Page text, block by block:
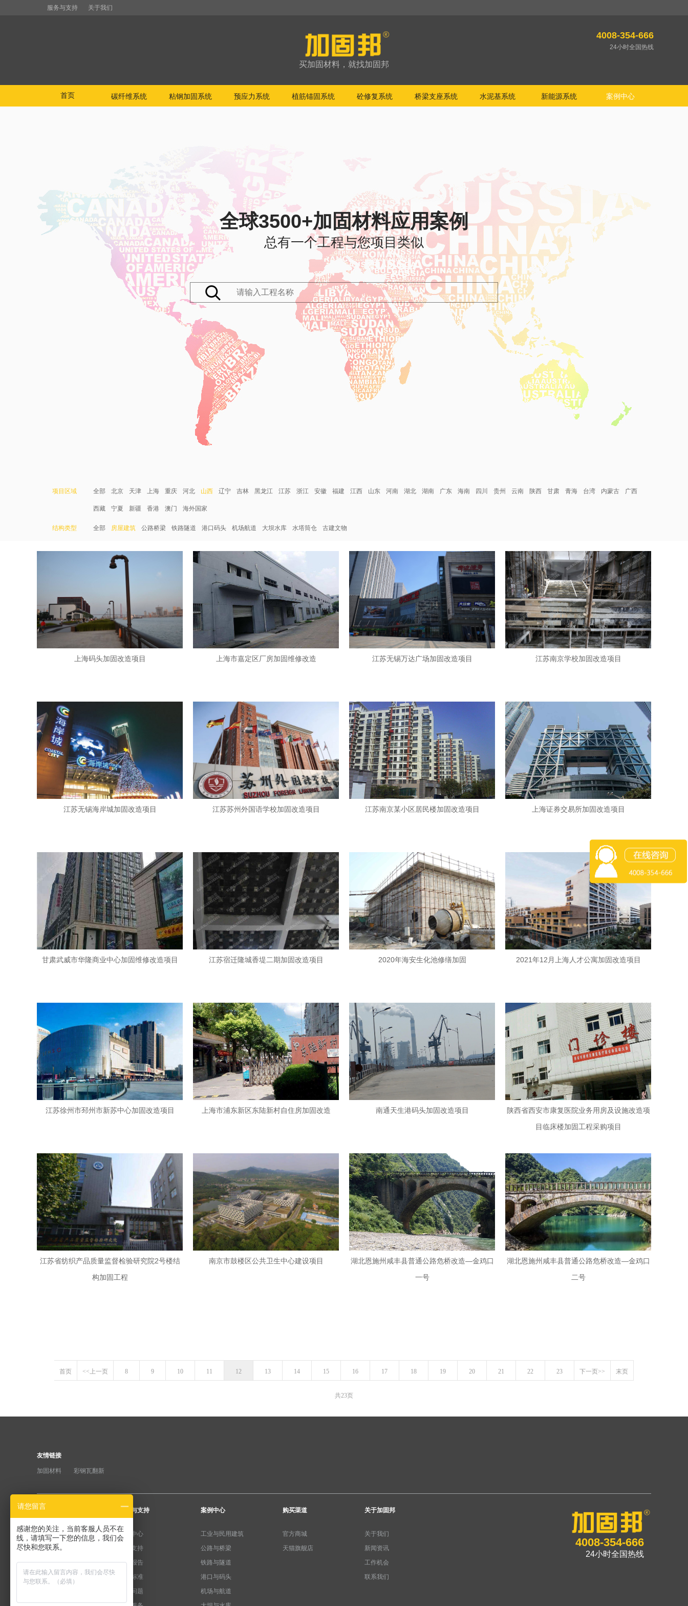
服务与支持 关于我们
买加固材料，就找加固邦
4008-354-666
24小时全国热线
首页 碳纤维系统 粘钢加固系统 预应力系统 植筋锚固系统 砼修复系统 桥梁支座系统 水泥基系统 新能源系统 案例中心
全球3500+加固材料应用案例
总有一个工程与您项目类似
项目区域 全部 北京 天津 上海 重庆 河北 山西 辽宁 吉林 黑龙江 江苏 浙江 安徽 福建 江西 山东 河南 湖北 湖南 广东 海南 四川 贵州 云南 陕西 甘肃 青海 台湾 内蒙古 广西
西藏 宁夏 新疆 香港 澳门 海外国家
结构类型 全部 房屋建筑 公路桥梁 铁路隧道 港口码头 机场航道 大坝水库 水塔筒仓 古建文物
上海码头加固改造项目 上海市嘉定区厂房加固维修改造 江苏无锡万达广场加固改造项目 江苏南京学校加固改造项目
江苏无锡海岸城加固改造项目 江苏苏州外国语学校加固改造项目 江苏南京某小区居民楼加固改造项目 上海证券交易所加固改造项目
甘肃武威市华隆商业中心加固维修改造项目 江苏宿迁隆城香堤二期加固改造项目 2020年海安生化池修缮加固 2021年12月上海人才公寓加固改造项目
江苏徐州市邳州市新苏中心加固改造项目 上海市浦东新区东陆新村自住房加固改造 南通天生港码头加固改造项目
陕西省西安市康复医院业务用房及设施改造项
目临床楼加固工程采购项目
江苏省纺织产品质量监督检验研究院2号楼结
构加固工程
南京市鼓楼区公共卫生中心建设项目
湖北恩施州咸丰县普通公路危桥改造—金鸡口
一号
湖北恩施州咸丰县普通公路危桥改造—金鸡口
二号
首页 <<上一页 8 9 10 11 12 13 14 15 16 17 18 19 20 21 22 23 下一页>> 末页
共23页
友情链接
加固材料 彩钢瓦翻新
产品分类
纤维加固系统
粘钢加固系统
预应力系统
水泥基系统
服务与支持
下载中心
产品支持
检测报告
规范标准
常见问题
案例中心
工业与民用建筑
公路与桥梁
铁路与隧道
港口与码头
机场与航道
购买渠道
官方商城
天猫旗舰店
关于加固邦
关于我们
新闻资讯
工作机会
联系我们
4008-354-666
24小时全国热线
请您留言
感谢您的关注，当前客服人员不在
线，请填写一下您的信息，我们会
尽快和您联系。